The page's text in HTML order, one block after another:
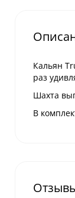
Кальян
раз
Шахта
В